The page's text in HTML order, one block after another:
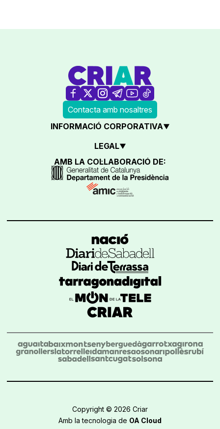
Contacta amb nosaltres
INFORMACIÓ CORPORATIVA
LEGAL
AMB LA COL·LABORACIÓ DE:
Copyright © 2026 Criar
Amb la tecnologia de OA Cloud